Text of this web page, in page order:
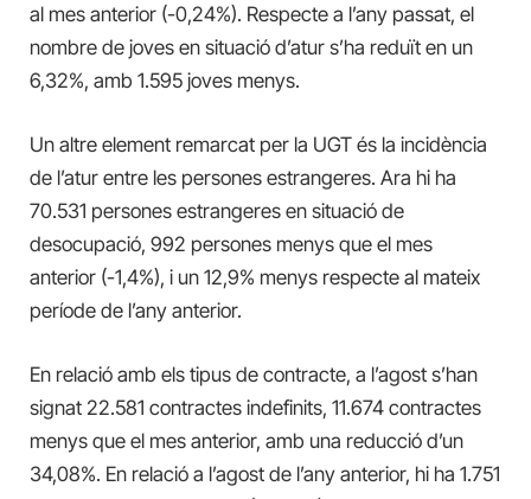
al mes anterior (-0,24%). Respecte a l’any passat, el
nombre de joves en situació d’atur s’ha reduït en un
6,32%, amb 1.595 joves menys.
Un altre element remarcat per la UGT és la incidència
de l’atur entre les persones estrangeres. Ara hi ha
70.531 persones estrangeres en situació de
desocupació, 992 persones menys que el mes
anterior (-1,4%), i un 12,9% menys respecte al mateix
període de l’any anterior.
En relació amb els tipus de contracte, a l’agost s’han
signat 22.581 contractes indefinits, 11.674 contractes
menys que el mes anterior, amb una reducció d’un
34,08%. En relació a l’agost de l’any anterior, hi ha 1.751